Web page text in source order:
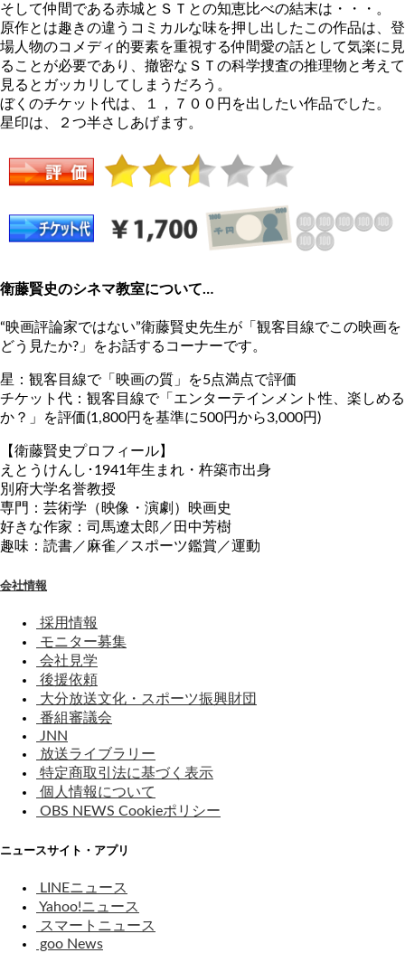
そして仲間である赤城とＳＴとの知恵比べの結末は・・・。
原作とは趣きの違うコミカルな味を押し出したこの作品は、登
場人物のコメディ的要素を重視する仲間愛の話として気楽に見
ることが必要であり、撤密なＳＴの科学捜査の推理物と考えて
見るとガッカリしてしまうだろう。
ぼくのチケット代は、１，７００円を出したい作品でした。
星印は、２つ半さしあげます。
衛藤賢史のシネマ教室について…
“映画評論家ではない”衛藤賢史先生が「観客目線でこの映画を
どう見たか?」をお話するコーナーです。
星：観客目線で「映画の質」を5点満点で評価
チケット代：観客目線で「エンターテインメント性、楽しめる
か？」を評価(1,800円を基準に500円から3,000円)
【衛藤賢史プロフィール】
えとうけんし･1941年生まれ・杵築市出身
別府大学名誉教授
専門：芸術学（映像・演劇）映画史
好きな作家：司馬遼太郎／田中芳樹
趣味：読書／麻雀／スポーツ鑑賞／運動
会社情報
採用情報
モニター募集
会社見学
後援依頼
大分放送文化・スポーツ振興財団
番組審議会
JNN
放送ライブラリー
特定商取引法に基づく表示
個人情報について
OBS NEWS Cookieポリシー
ニュースサイト・アプリ
LINEニュース
Yahoo!ニュース
スマートニュース
goo News